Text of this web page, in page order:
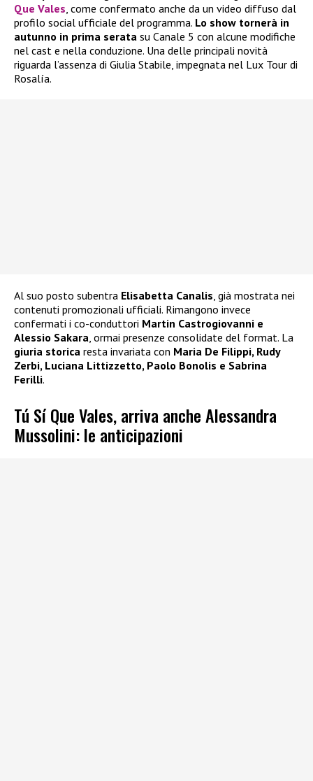
Que Vales, come confermato anche da un video diffuso dal
profilo social ufficiale del programma. Lo show tornerà in
autunno in prima serata su Canale 5 con alcune modifiche
nel cast e nella conduzione. Una delle principali novità
riguarda l’assenza di Giulia Stabile, impegnata nel Lux Tour di
Rosalía.
Al suo posto subentra Elisabetta Canalis, già mostrata nei
contenuti promozionali ufficiali. Rimangono invece
confermati i co-conduttori Martin Castrogiovanni e
Alessio Sakara, ormai presenze consolidate del format. La
giuria storica resta invariata con Maria De Filippi, Rudy
Zerbi, Luciana Littizzetto, Paolo Bonolis e Sabrina
Ferilli.
Tú Sí Que Vales, arriva anche Alessandra
Mussolini: le anticipazioni